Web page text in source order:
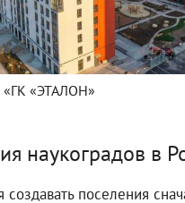
«ЭТАЛОН»
наукоградов в
создавать поселения